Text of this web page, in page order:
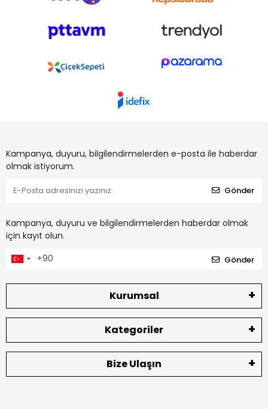
Kampanya, duyuru, bilgilendirmelerden e-posta ile haberdar
olmak istiyorum.
Gönder
Kampanya, duyuru ve bilgilendirmelerden haberdar olmak
için kayıt olun.
Gönder
Kurumsal
Kategoriler
Bize Ulaşın